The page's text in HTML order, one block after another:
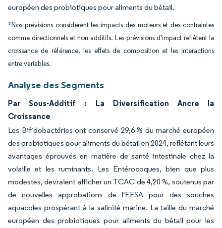
européen des probiotiques pour aliments du bétail.
*Nos prévisions considèrent les impacts des moteurs et des contraintes
comme directionnels et non additifs. Les prévisions d'impact reflètent la
croissance de référence, les effets de composition et les interactions
entre variables.
Analyse des Segments
Par Sous-Additif : La Diversification Ancre la
Croissance
Les Bifidobactéries ont conservé 29,6 % du marché européen
des probiotiques pour aliments du bétail en 2024, reflétant leurs
avantages éprouvés en matière de santé intestinale chez la
volaille et les ruminants. Les Entérocoques, bien que plus
modestes, devraient afficher un TCAC de 4,20 %, soutenus par
de nouvelles approbations de l'EFSA pour des souches
aquacoles prospérant à la salinité marine. La taille du marché
européen des probiotiques pour aliments du bétail pour les